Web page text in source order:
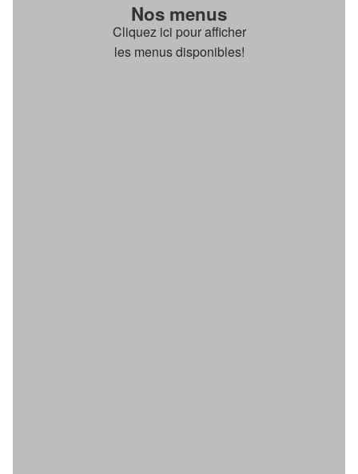
Nos menus
Cliquez ici pour afficher
les menus disponibles!